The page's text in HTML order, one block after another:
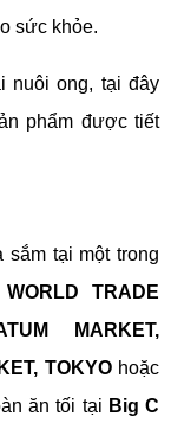
sức khỏe.
nuôi ong, tại đây
phẩm được tiết
sắm tại một trong
WORLD TRADE
MARKET,
TOKYOhoặc
ăn tối tại Big C